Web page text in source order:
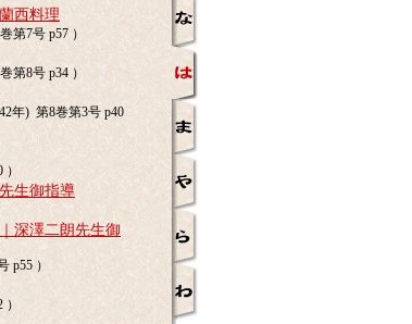
西料理
第7号 p57 ）
第8号 p34 ）
年) 第8巻第3号 p40
生御指導
深澤二朗先生御
p55 ）